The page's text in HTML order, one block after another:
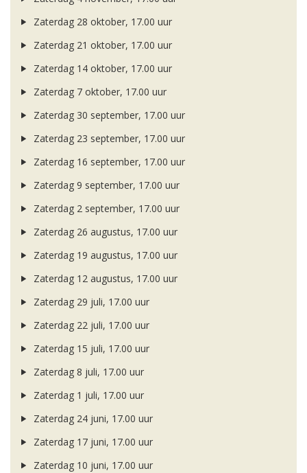
Zaterdag 28 oktober, 17.00 uur
Zaterdag 21 oktober, 17.00 uur
Zaterdag 14 oktober, 17.00 uur
Zaterdag 7 oktober, 17.00 uur
Zaterdag 30 september, 17.00 uur
Zaterdag 23 september, 17.00 uur
Zaterdag 16 september, 17.00 uur
Zaterdag 9 september, 17.00 uur
Zaterdag 2 september, 17.00 uur
Zaterdag 26 augustus, 17.00 uur
Zaterdag 19 augustus, 17.00 uur
Zaterdag 12 augustus, 17.00 uur
Zaterdag 29 juli, 17.00 uur
Zaterdag 22 juli, 17.00 uur
Zaterdag 15 juli, 17.00 uur
Zaterdag 8 juli, 17.00 uur
Zaterdag 1 juli, 17.00 uur
Zaterdag 24 juni, 17.00 uur
Zaterdag 17 juni, 17.00 uur
Zaterdag 10 juni, 17.00 uur